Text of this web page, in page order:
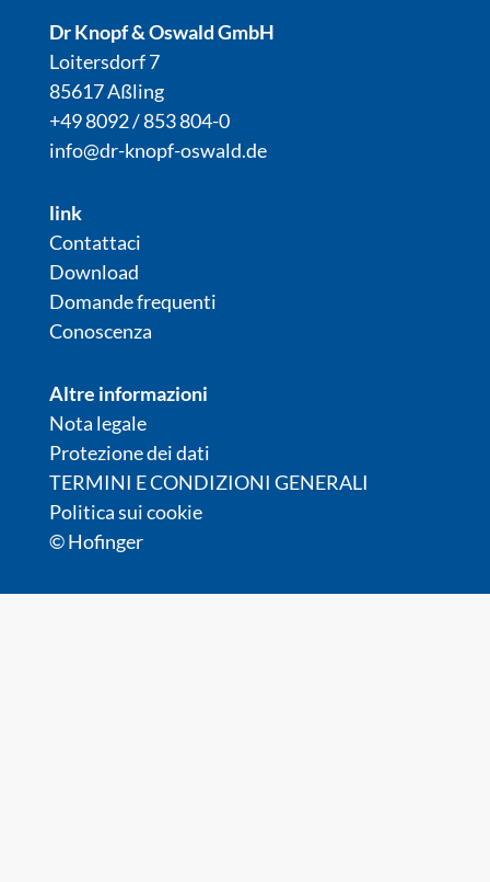
Dr Knopf & Oswald GmbH
Loitersdorf 7
85617 Aßling
+49 8092 / 853 804-0
info@dr-knopf-oswald.de
link
Contattaci
Download
Domande frequenti
Conoscenza
Altre informazioni
Nota legale
Protezione dei dati
TERMINI E CONDIZIONI GENERALI
Politica sui cookie
© Hofinger